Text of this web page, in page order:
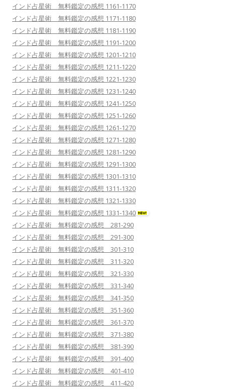
インド占星術 無料鑑定の感想 1161-1170
インド占星術 無料鑑定の感想 1171-1180
インド占星術 無料鑑定の感想 1181-1190
インド占星術 無料鑑定の感想 1191-1200
インド占星術 無料鑑定の感想 1201-1210
インド占星術 無料鑑定の感想 1211-1220
インド占星術 無料鑑定の感想 1221-1230
インド占星術 無料鑑定の感想 1231-1240
インド占星術 無料鑑定の感想 1241-1250
インド占星術 無料鑑定の感想 1251-1260
インド占星術 無料鑑定の感想 1261-1270
インド占星術 無料鑑定の感想 1271-1280
インド占星術 無料鑑定の感想 1281-1290
インド占星術 無料鑑定の感想 1291-1300
インド占星術 無料鑑定の感想 1301-1310
インド占星術 無料鑑定の感想 1311-1320
インド占星術 無料鑑定の感想 1321-1330
インド占星術 無料鑑定の感想 1331-1340
インド占星術 無料鑑定の感想 281-290
インド占星術 無料鑑定の感想 291-300
インド占星術 無料鑑定の感想 301-310
インド占星術 無料鑑定の感想 311-320
インド占星術 無料鑑定の感想 321-330
インド占星術 無料鑑定の感想 331-340
インド占星術 無料鑑定の感想 341-350
インド占星術 無料鑑定の感想 351-360
インド占星術 無料鑑定の感想 361-370
インド占星術 無料鑑定の感想 371-380
インド占星術 無料鑑定の感想 381-390
インド占星術 無料鑑定の感想 391-400
インド占星術 無料鑑定の感想 401-410
インド占星術 無料鑑定の感想 411-420